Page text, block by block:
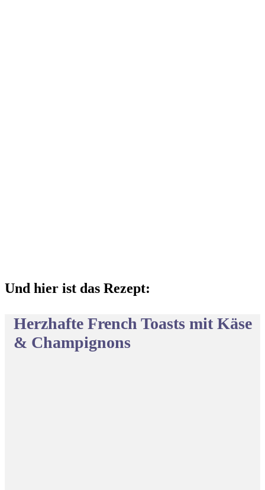
Und hier ist das Rezept:
Herzhafte French Toasts mit Käse
& Champignons